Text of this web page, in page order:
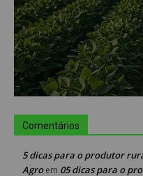
Comentários
5 dicas para o produtor
Agroem 05 dicas para o